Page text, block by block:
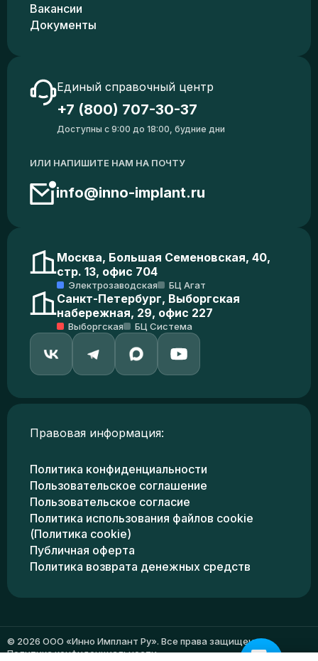
Вакансии
Документы
Единый справочный центр
+7 (800) 707-30-37
Доступны с 9:00 до 18:00, будние дни
ИЛИ НАПИШИТЕ НАМ НА ПОЧТУ
info@inno-implant.ru
Москва, Большая Семеновская, 40,
стр. 13, офис 704
Электрозаводская БЦ Агат
Санкт-Петербург, Выборгская
набережная, 29, офис 227
Выборгская БЦ Система
Правовая информация:
Политика конфиденциальности
Пользовательское соглашение
Пользовательское согласие
Политика использования файлов cookie
(Политика cookie)
Публичная оферта
Политика возврата денежных средств
© 2026 ООО «Инно Имплант Ру». Все права защищены.
Политика конфиденциальности